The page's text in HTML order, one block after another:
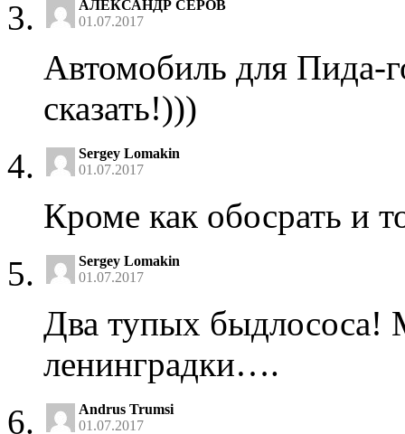
АЛЕКСАНДР СЕРОВ
01.07.2017
Автомобиль для Пида-
сказать!)))
Sergey Lomakin
01.07.2017
Кроме как обосрать и
Sergey Lomakin
01.07.2017
Два тупых быдлососа!
ленинградки….
Andrus Trumsi
01.07.2017